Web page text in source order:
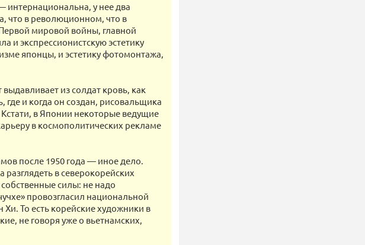
интернациональна, у нее два
что в революционном, что в
мировой войны, главной
и экспрессионистскую эстетику
японцы, и эстетику фотомонтажа,
из солдат кровь, как
где и когда он создан, рисовальщика
в Японии некоторые ведущие
в космополитических рекламе
после 1950 года — иное дело.
в северокорейских
силы: не надо
провозгласил национальной
То есть корейские художники в
не говоря уже о вьетнамских,